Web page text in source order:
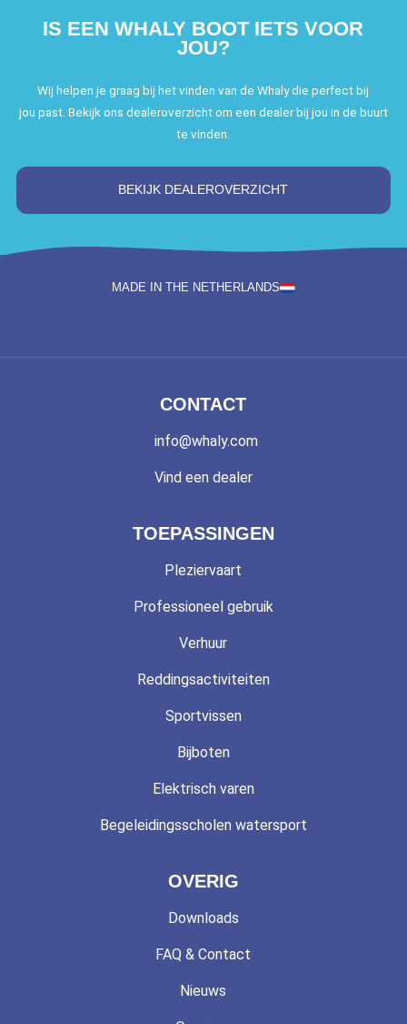
IS EEN WHALY BOOT IETS VOOR
JOU?
Wij helpen je graag bij het vinden van de Whaly die perfect bij
jou past. Bekijk ons dealeroverzicht om een dealer bij jou in de buurt
te vinden.
BEKIJK DEALEROVERZICHT
MADE IN THE NETHERLANDS
CONTACT
info@whaly.com
Vind een dealer
TOEPASSINGEN
Pleziervaart
Professioneel gebruik
Verhuur
Reddingsactiviteiten
Sportvissen
Bijboten
Elektrisch varen
Begeleidingsscholen watersport
OVERIG
Downloads
FAQ & Contact
Nieuws